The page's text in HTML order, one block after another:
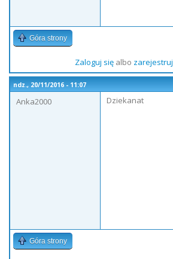
Góra strony
Zaloguj sięalbo zarejestruj
ndz., 20/11/2016 - 11:07
Anka2000
Dziekanat
Góra strony